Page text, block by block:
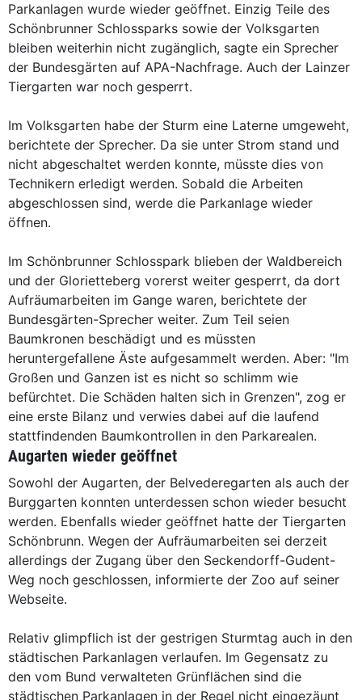
Parkanlagen wurde wieder geöffnet. Einzig Teile des
Schönbrunner Schlossparks sowie der Volksgarten
bleiben weiterhin nicht zugänglich, sagte ein Sprecher
der Bundesgärten auf APA-Nachfrage. Auch der Lainzer
Tiergarten war noch gesperrt.
Im Volksgarten habe der Sturm eine Laterne umgeweht,
berichtete der Sprecher. Da sie unter Strom stand und
nicht abgeschaltet werden konnte, müsste dies von
Technikern erledigt werden. Sobald die Arbeiten
abgeschlossen sind, werde die Parkanlage wieder
öffnen.
Im Schönbrunner Schlosspark blieben der Waldbereich
und der Glorietteberg vorerst weiter gesperrt, da dort
Aufräumarbeiten im Gange waren, berichtete der
Bundesgärten-Sprecher weiter. Zum Teil seien
Baumkronen beschädigt und es müssten
heruntergefallene Äste aufgesammelt werden. Aber: "Im
Großen und Ganzen ist es nicht so schlimm wie
befürchtet. Die Schäden halten sich in Grenzen", zog er
eine erste Bilanz und verwies dabei auf die laufend
stattfindenden Baumkontrollen in den Parkarealen.
Augarten wieder geöffnet
Sowohl der Augarten, der Belvederegarten als auch der
Burggarten konnten unterdessen schon wieder besucht
werden. Ebenfalls wieder geöffnet hatte der Tiergarten
Schönbrunn. Wegen der Aufräumarbeiten sei derzeit
allerdings der Zugang über den Seckendorff-Gudent-
Weg noch geschlossen, informierte der Zoo auf seiner
Webseite.
Relativ glimpflich ist der gestrigen Sturmtag auch in den
städtischen Parkanlagen verlaufen. Im Gegensatz zu
den vom Bund verwalteten Grünflächen sind die
städtischen Parkanlagen in der Regel nicht eingezäunt